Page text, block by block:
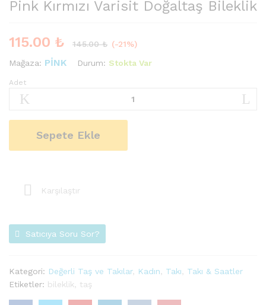
Pink Kırmızı Varisit Doğaltaş Bileklik
115.00 ₺ 145.00₺ (-21%)
Mağaza: PINK Durum: Stokta Var
Pink
Kırmızı
Doğaltaş
Adet
Adet
Sepete Ekle
Karşılaştır
Satıcıya Soru Sor?
Kategori: Değerli Taş ve Takılar, Kadın Takı
Takı & Saatler
Etiketler: bileklik taş